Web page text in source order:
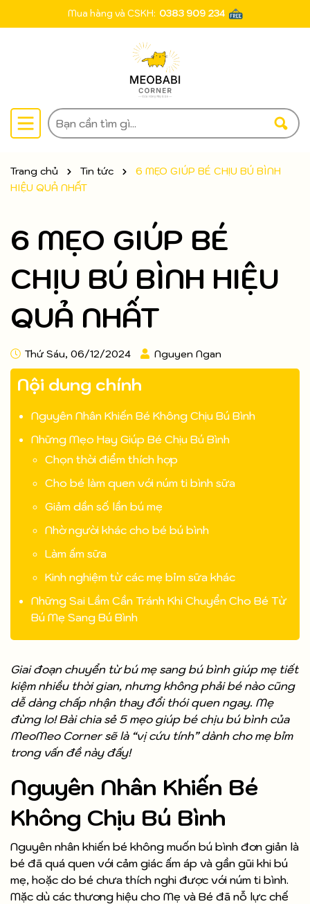
Mua hàng và CSKH: 0383 909 234
Trang chủ Tin tức
6 MẸO GIÚP BÉ CHỊU BÚ BÌNH
HIỆU QUẢ NHẤT
6 MẸO GIÚP BÉ
CHỊU BÚ BÌNH HIỆU
QUẢ NHẤT
Thứ Sáu, 06/12/2024 Nguyen Ngan
Nội dung chính
Nguyên Nhân Khiến Bé Không Chịu Bú Bình
Những Mẹo Hay Giúp Bé Chịu Bú Bình
Chọn thời điểm thích hợp
Cho bé làm quen với núm ti bình sữa
Giảm dần số lần bú mẹ
Nhờ người khác cho bé bú bình
Làm ấm sữa
Kinh nghiệm từ các mẹ bỉm sữa khác
Những Sai Lầm Cần Tránh Khi Chuyển Cho Bé Từ
Bú Mẹ Sang Bú Bình
Giai đoạn chuyển từ bú mẹ sang bú bình giúp mẹ tiết
kiệm nhiều thời gian, nhưng không phải bé nào cũng
dễ dàng chấp nhận thay đổi thói quen ngay. Mẹ
đừng lo! Bài chia sẻ 5 mẹo giúp bé chịu bú bình của
MeoMeo Corner sẽ là “vị cứu tính” dành cho mẹ bỉm
trong vấn đề này đấy!
Nguyên Nhân Khiến Bé
Không Chịu Bú Bình
Nguyên nhân khiến bé không muốn bú bình đơn giản là
bé đã quá quen với cảm giác ấm áp và gần gũi khi bú
mẹ, hoặc do bé chưa thích nghi được với núm ti bình.
Mặc dù các thương hiệu cho Mẹ và Bé đã nỗ lực chế